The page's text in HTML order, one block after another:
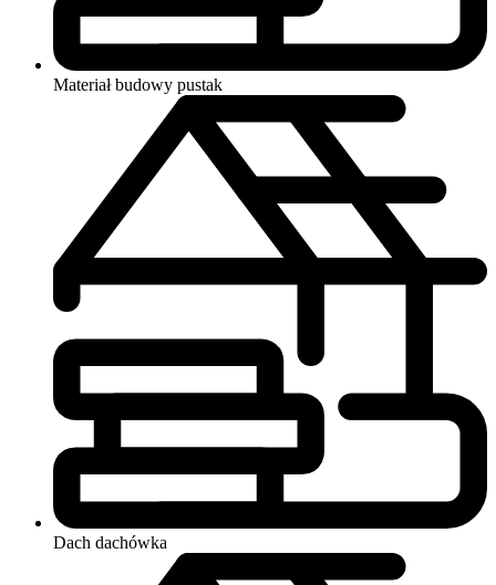
Materiał budowy pustak
Dach dachówka